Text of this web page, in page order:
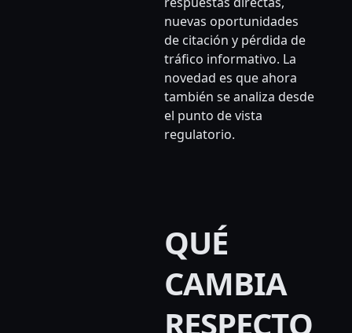
nuevas oportunidades
de citación y pérdida de
tráfico informativo. La
novedad es que ahora
también se analiza desde
el punto de vista
regulatorio.
QUÉ
CAMBIA
RESPECTO